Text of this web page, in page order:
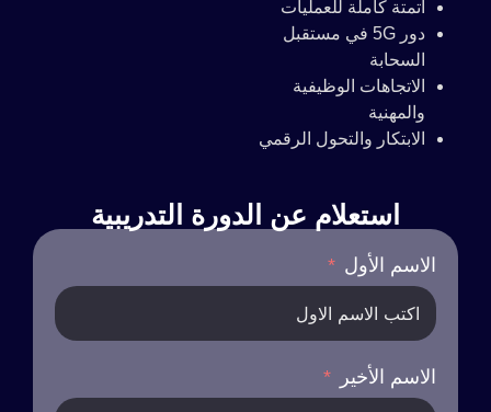
أتمتة كاملة للعمليات
دور 5G في مستقبل
السحابة
الاتجاهات الوظيفية
والمهنية
الابتكار والتحول الرقمي
استعلام عن الدورة التدريبية
الاسم الأول
الاسم الأخير